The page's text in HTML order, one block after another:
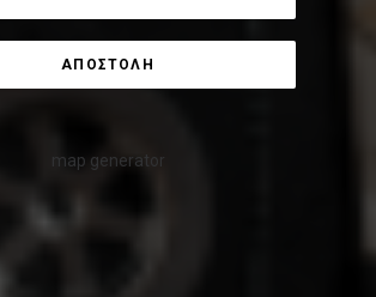
map generator